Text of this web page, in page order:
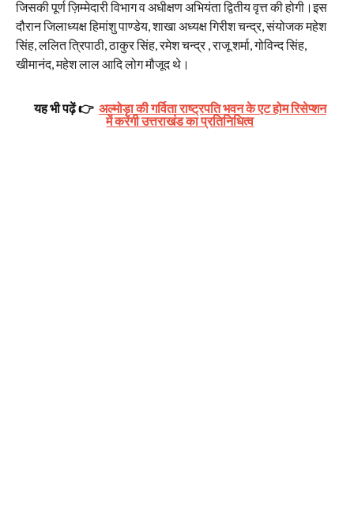
जिसकी पूर्ण ज़िम्मेदारी विभाग व अधीक्षण अभियंता द्वितीय वृत्त की होगी।इस
दौरान जिलाध्यक्ष हिमांशु पाण्डेय, शाखा अध्यक्ष गिरीश चन्द्र, संयोजक महेश
सिंह, ललित त्रिपाठी, ठाकुर सिंह, रमेश चन्द्र , राजू शर्मा, गोविन्द सिंह,
खीमानंद, महेश लाल आदि लोग मौजूद थे।
यह भी पढ़ें 👉 अल्मोड़ा की गर्विता राष्ट्रपति भवन के एट होम रिसेप्शन
में करेंगी उत्तराखंड का प्रतिनिधित्व